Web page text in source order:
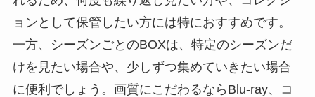
ョンとして保管したい方には特におすすめです。
一方、シーズンごとのBOXは、特定のシーズンだ
けを見たい場合や、少しずつ集めていきたい場合
に便利でしょう。画質にこだわるならBlu-ray、コ